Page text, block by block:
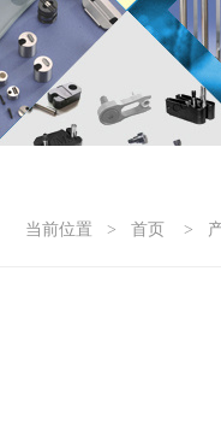
当前位置 > 首页 >